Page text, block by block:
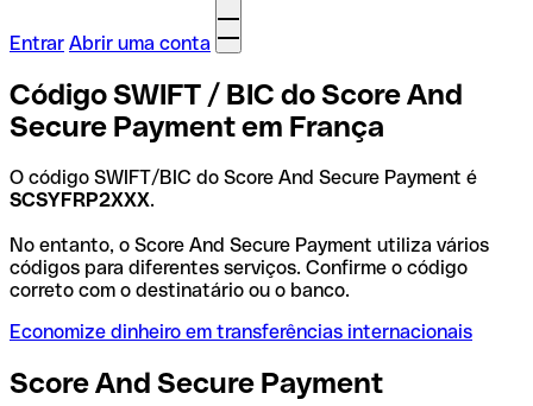
Entrar Abrir uma conta
Código SWIFT / BIC do Score And
Secure Payment em França
O código SWIFT/BIC do Score And Secure Payment é
SCSYFRP2XXX.
No entanto, o Score And Secure Payment utiliza vários
códigos para diferentes serviços. Confirme o código
correto com o destinatário ou o banco.
Economize dinheiro em transferências internacionais
Score And Secure Payment